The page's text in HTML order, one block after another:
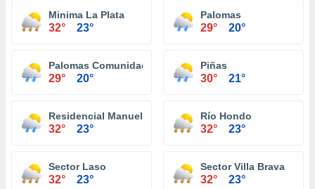
Minima La Plata
32° 23°
Palomas
29° 20°
Palomas Comunidad
29° 20°
Piñas
30° 21°
Residencial Manuel Martorell
32° 23°
Río Hondo
32° 23°
Sector Laso
32° 23°
Sector Villa Brava
32° 23°